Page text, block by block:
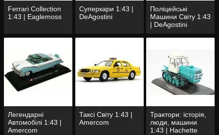
Ferrari Collection
1:43 | Eaglemoss
Суперкари 1:43 |
DeAgostini
Поліцейські
Машини Світу 1:43
| DeAgostini
Легендарні
Автомобілі 1:43 |
Amercom
Таксі Світу 1:43 |
Amercom
Трактори: історія,
люди, машини
1:43 | Hachette